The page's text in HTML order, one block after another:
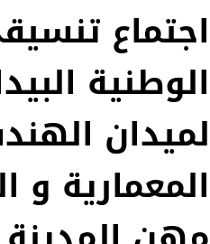
اجتماع
الوطنية
لميدان
المعمارية و